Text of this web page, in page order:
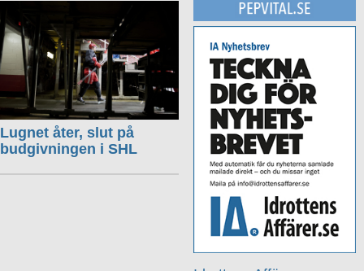
Lugnet åter, slut på
budgivningen i SHL